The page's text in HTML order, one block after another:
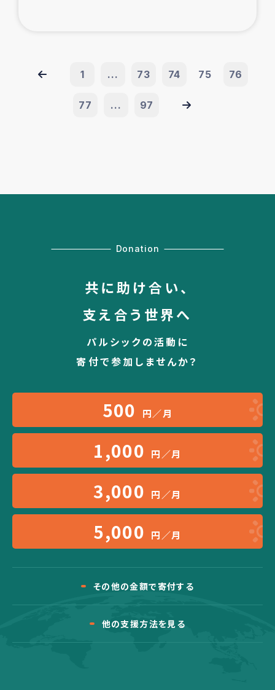
1 ... 73 74 75 76
77 ... 97
Donation
共に助け合い、
支え合う世界へ
パルシックの活動に
寄付で参加しませんか？
500 円／月
1,000 円／月
3,000 円／月
5,000 円／月
その他の金額で寄付する
他の支援方法を見る